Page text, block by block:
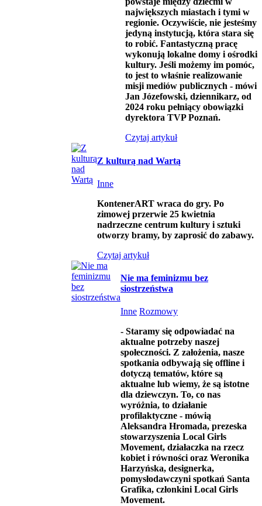
największych miastach i tymi w
regionie. Oczywiście, nie jesteśmy
jedyną instytucją, która stara się
to robić. Fantastyczną pracę
wykonują lokalne domy i ośrodki
kultury. Jeśli możemy im pomóc,
to jest to właśnie realizowanie
misji mediów publicznych - mówi
Jan Józefowski, dziennikarz, od
2024 roku pełniący obowiązki
dyrektora TVP Poznań.
Czytaj artykuł
Z kulturą nad Wartą
Inne
KontenerART wraca do gry. Po
zimowej przerwie 25 kwietnia
nadrzeczne centrum kultury i sztuki
otworzy bramy, by zaprosić do zabawy.
Czytaj artykuł
Nie ma feminizmu bez
siostrzeństwa
Inne Rozmowy
- Staramy się odpowiadać na
aktualne potrzeby naszej
społeczności. Z założenia, nasze
spotkania odbywają się offline i
dotyczą tematów, które są
aktualne lub wiemy, że są istotne
dla dziewczyn. To, co nas
wyróżnia, to działanie
profilaktyczne - mówią
Aleksandra Hromada, prezeska
stowarzyszenia Local Girls
Movement, działaczka na rzecz
kobiet i równości oraz Weronika
Harzyńska, designerka,
pomysłodawczyni spotkań Santa
Grafika, członkini Local Girls
Movement.